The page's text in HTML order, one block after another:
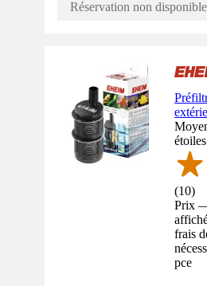
Réservation non disponible
(10)
Prix
frais
pce